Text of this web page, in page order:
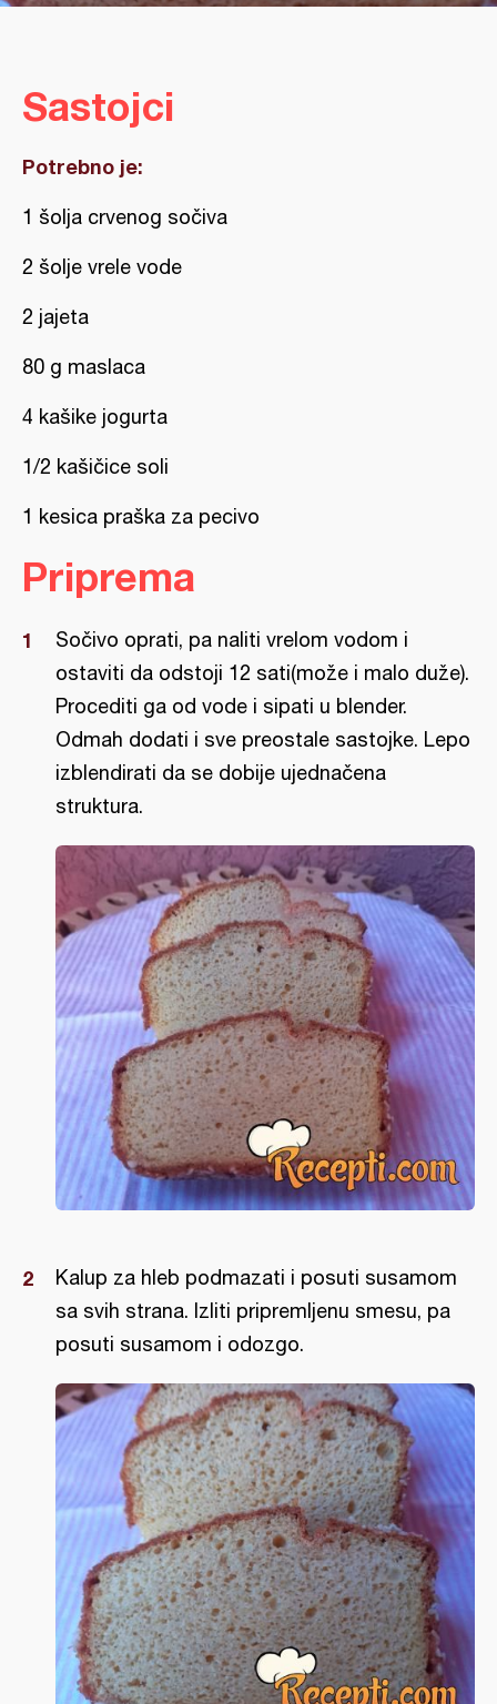
Sastojci
Potrebno je:
1 šolja crvenog sočiva
2 šolje vrele vode
2 jajeta
80 g maslaca
4 kašike jogurta
1/2 kašičice soli
1 kesica praška za pecivo
Priprema
Sočivo oprati, pa naliti vrelom vodom i
ostaviti da odstoji 12 sati(može i malo duže).
Procediti ga od vode i sipati u blender.
Odmah dodati i sve preostale sastojke. Lepo
izblendirati da se dobije ujednačena
struktura.
Kalup za hleb podmazati i posuti susamom
sa svih strana. Izliti pripremljenu smesu, pa
posuti susamom i odozgo.